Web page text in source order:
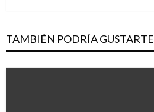
TAMBIÉN PODRÍA GUSTARTE